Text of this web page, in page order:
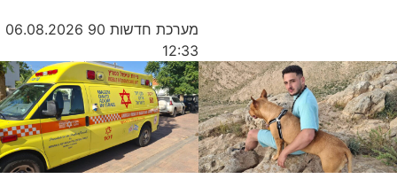
מערכת חדשות 90
06.08.2026
12:33